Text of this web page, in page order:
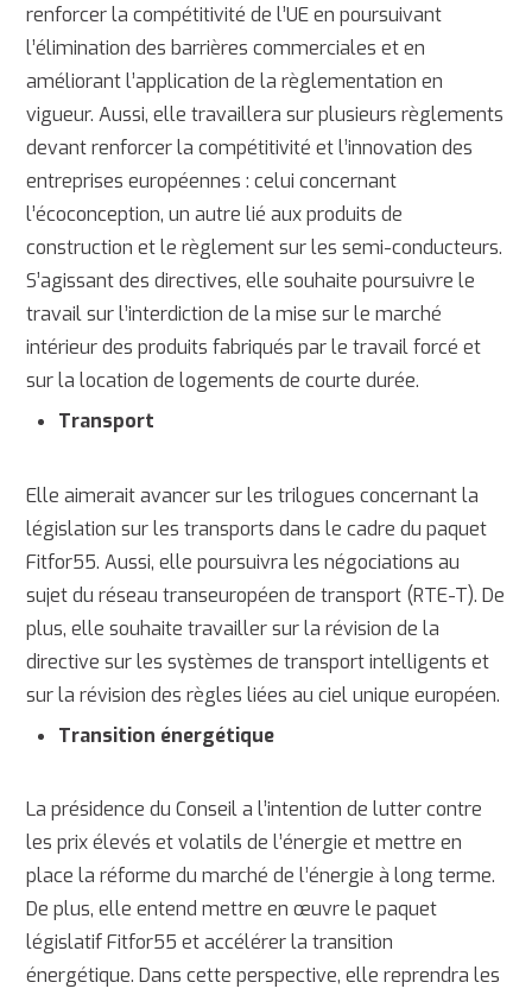
renforcer la compétitivité de l’UE en poursuivant
l’élimination des barrières commerciales et en
améliorant l’application de la règlementation en
vigueur. Aussi, elle travaillera sur plusieurs règlements
devant renforcer la compétitivité et l’innovation des
entreprises européennes : celui concernant
l’écoconception, un autre lié aux produits de
construction et le règlement sur les semi-conducteurs.
S’agissant des directives, elle souhaite poursuivre le
travail sur l’interdiction de la mise sur le marché
intérieur des produits fabriqués par le travail forcé et
sur la location de logements de courte durée.
Transport
Elle aimerait avancer sur les trilogues concernant la
législation sur les transports dans le cadre du paquet
Fitfor55. Aussi, elle poursuivra les négociations au
sujet du réseau transeuropéen de transport (RTE-T). De
plus, elle souhaite travailler sur la révision de la
directive sur les systèmes de transport intelligents et
sur la révision des règles liées au ciel unique européen.
Transition énergétique
La présidence du Conseil a l’intention de lutter contre
les prix élevés et volatils de l’énergie et mettre en
place la réforme du marché de l’énergie à long terme.
De plus, elle entend mettre en œuvre le paquet
législatif Fitfor55 et accélérer la transition
énergétique. Dans cette perspective, elle reprendra les